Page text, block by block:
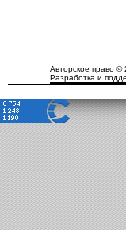
Авторское право ©
Разработка и